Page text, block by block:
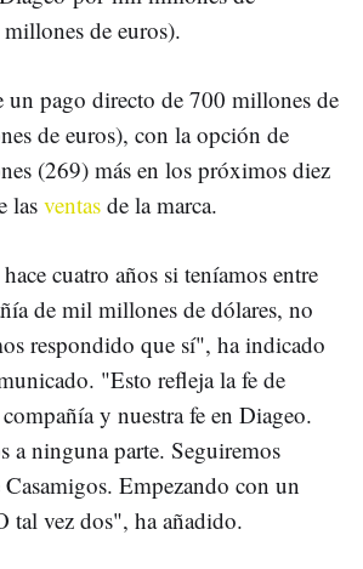
de euros).
un pago directo de 700 millones de
de euros), con la opción de
(269) más en los próximos diez
las ventas de la marca.
cuatro años si teníamos entre
de mil millones de dólares, no
respondido que sí", ha indicado
"Esto refleja la fe de
y nuestra fe en Diageo.
a ninguna parte. Seguiremos
Empezando con un
tal vez dos", ha añadido.